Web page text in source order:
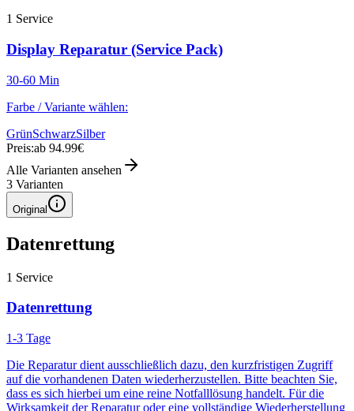
1 Service
Display Reparatur (Service Pack)
30-60 Min
Farbe / Variante wählen:
GrünSchwarzSilber
Preis:ab 94.99€
Alle Varianten ansehen
3 Varianten
Original
Datenrettung
1 Service
Datenrettung
1-3 Tage
Die Reparatur dient ausschließlich dazu, den kurzfristigen Zugriff
auf die vorhandenen Daten wiederherzustellen. Bitte beachten Sie,
dass es sich hierbei um eine reine Notfalllösung handelt. Für die
Wirksamkeit der Reparatur oder eine vollständige Wiederherstellung